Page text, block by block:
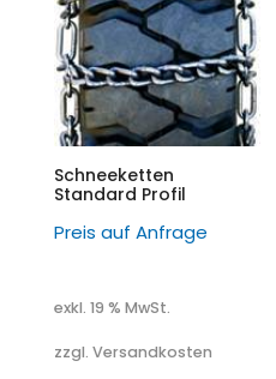
Schneeketten
Standard Profil
Preis auf Anfrage
exkl. 19 % MwSt.
zzgl. Versandkosten